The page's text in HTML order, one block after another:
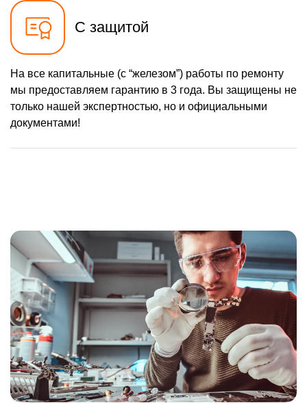
С защитой
На все капитальные (с “железом”) работы по ремонту
мы предоставляем гарантию в 3 года. Вы защищены не
только нашей экспертностью, но и официальными
документами!